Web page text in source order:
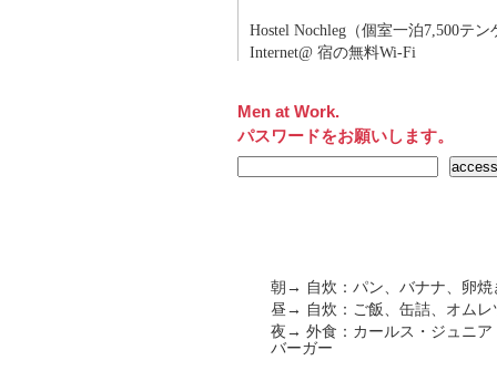
Hostel Nochleg（個室一泊7,500テ
Internet@ 宿の無料Wi-Fi
Men at Work.
パスワードをお願いします。
朝→ 自炊：パン、バナナ、卵焼
昼→ 自炊：ご飯、缶詰、オムレ
夜→ 外食：カールス・ジュニア
バーガー